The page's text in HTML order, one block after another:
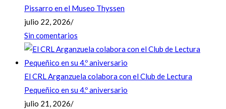
Pissarro en el Museo Thyssen
julio 22, 2026/
Sin comentarios
El CRL Arganzuela colabora con el Club de Lectura
Pequeñico en su 4.º aniversario
julio 21, 2026/